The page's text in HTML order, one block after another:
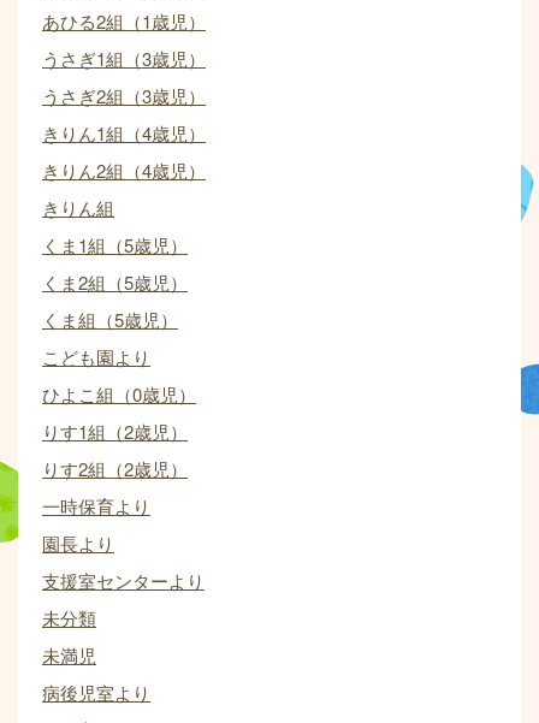
あひる2組（1歳児）
うさぎ1組（3歳児）
うさぎ2組（3歳児）
きりん1組（4歳児）
きりん2組（4歳児）
きりん組
くま1組（5歳児）
くま2組（5歳児）
くま組（5歳児）
こども園より
ひよこ組（0歳児）
りす1組（2歳児）
りす2組（2歳児）
一時保育より
園長より
支援室センターより
未分類
未満児
病後児室より